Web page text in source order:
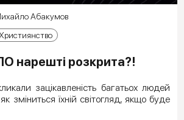
Абакумов
нарешті розкрита?!
зацікавленість багатьох людей
зміниться їхній світогляд, якщо буде